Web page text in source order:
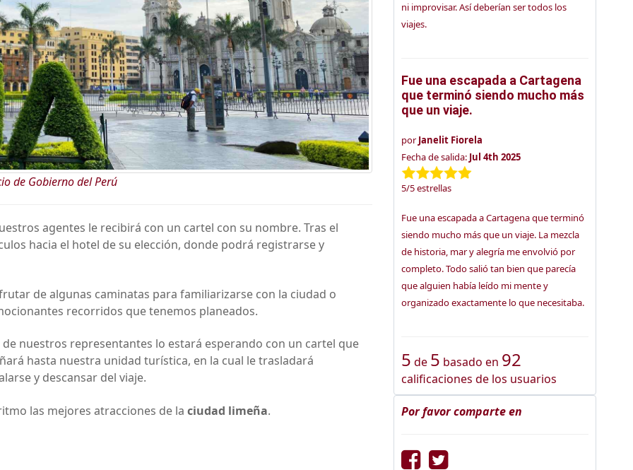
de Gobierno del Perú
agentes le recibirá con un cartel con su nombre. Tras el
hacia el hotel de su elección, donde podrá registrarse y
de algunas caminatas para familiarizarse con la ciudad o
recorridos que tenemos planeados.
nuestros representantes lo estará esperando con un cartel que
hasta nuestra unidad turística, en la cual le trasladará
y descansar del viaje.
las mejores atracciones de la ciudad limeña.
ni improvisar. Así deberían ser todos los
viajes.
Fue una escapada a Cartagena
que terminó siendo mucho más
que un viaje.
porJanelit Fiorela
Fecha de salida: Jul 4th 2025
5/5estrellas
Fue una escapada a Cartagena que terminó
siendo mucho más que un viaje. La mezcla
de historia, mar y alegría me envolvió por
completo. Todo salió tan bien que parecía
que alguien había leído mi mente y
organizado exactamente lo que necesitaba.
5 de 5 basado en 92
calificaciones de los usuarios
Por favor comparte en